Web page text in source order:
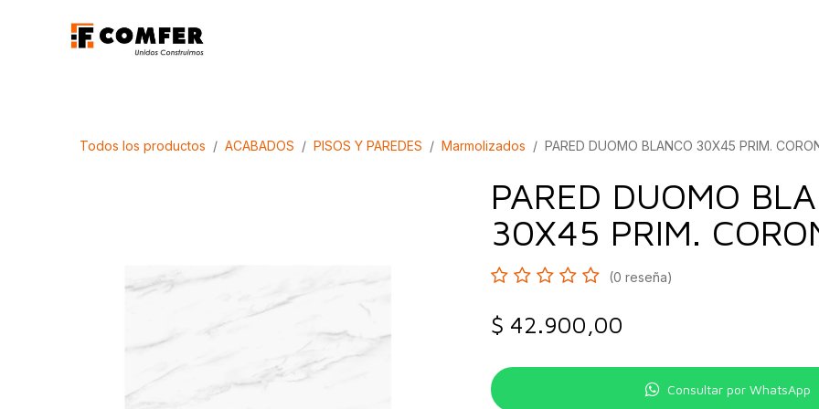
Todos los productos ACABADOS PISOS Y PAREDES Marmolizados PARED DUOMO BLANCO 30X45 PRIM.
PARED DUOMO
30X45 PRIM.
(0 reseña)
$ 42.900,00
Consultar por WhatsApp